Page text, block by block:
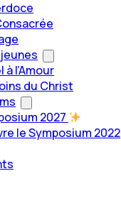
à l’Amour
du Christ
2027
le Symposium 2022